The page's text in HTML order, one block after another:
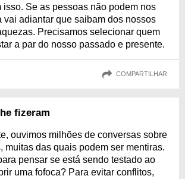
isso. Se as pessoas não podem nos
vai adiantar que saibam dos nossos
Precisamos selecionar quem
a par do nosso passado e presente.
COMPARTILHAR
fizeram
ouvimos milhões de conversas sobre
muitas das quais podem ser mentiras.
pensar se está sendo testado ao
uma fofoca? Para evitar conflitos,